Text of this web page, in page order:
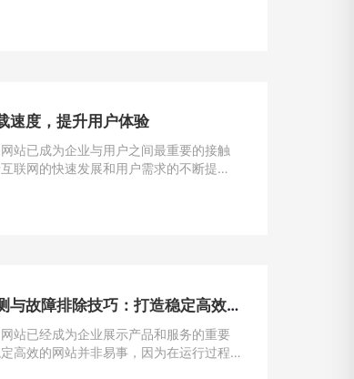
速度，提升用户体验
站已成为企业与用户之间最重要的接触
联网的快速发展和用户需求的不断提
载速度过慢，用户很可能会选择离开，
网站运行状态监测与故障排除技巧：打造稳定高效的在线平台
站已经成为企业展示产品和服务的重要
高效的网站并非易事，因为在运行过程